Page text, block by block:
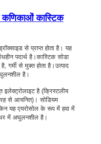
कणिकाओं कास्टिक
से प्राप्त होता है। यह
पदार्थ है।कास्टिक सोडा
गर्मी से मुक्त होता है।उत्पाद
है।
इलेक्ट्रोलाइट है (क्रिस्टलीय
से आयनित)। सोडियम
यह एयरोसोल के रूप में हवा में
में अघुलनशील है।